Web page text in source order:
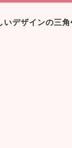
いデザインの三